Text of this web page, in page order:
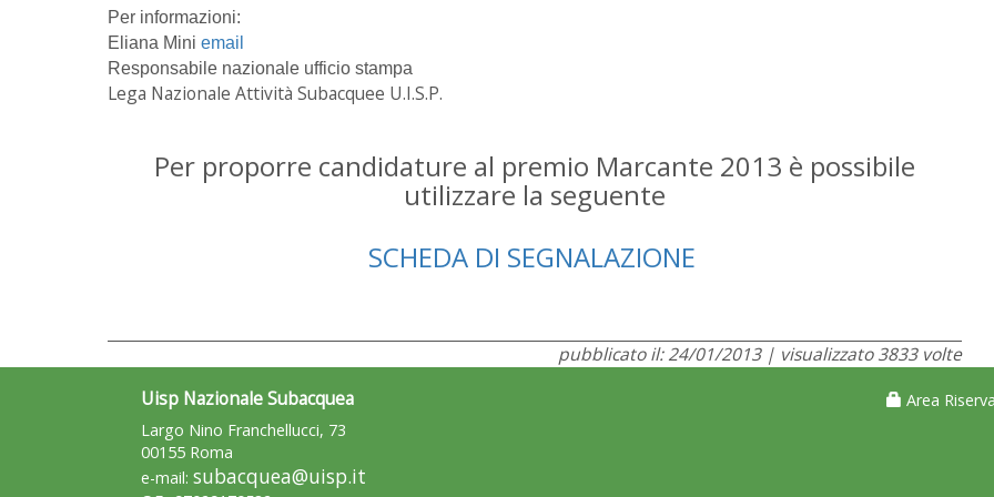
Per informazioni:
Eliana Mini email
Responsabile nazionale ufficio stampa
Lega Nazionale Attività Subacquee U.I.S.P.
Per proporre candidature al premio Marcante 2013 è possibile
utilizzare la seguente
SCHEDA DI SEGNALAZIONE
pubblicato il: 24/01/2013 | visualizzato 3833 volte
Uisp Nazionale Subacquea
Largo Nino Franchellucci, 73
00155 Roma
e-mail: subacquea@uisp.it
Area